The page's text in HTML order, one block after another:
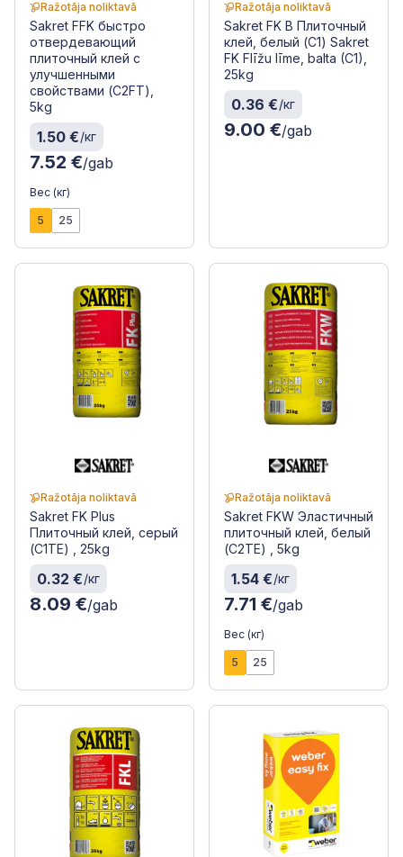
Ražotāja noliktavā
Sakret FFK быстро
отвердевающий
плиточный клей с
улучшенными
свойствами (C2FT),
5kg
1.50 €/кг
7.52 €/gab
Вес (кг)
5 25
Ražotāja noliktavā
Sakret FK B Плиточный
клей, белый (C1) Sakret
FK Flīžu līme, balta (C1),
25kg
0.36 €/кг
9.00 €/gab
Ražotāja noliktavā
Sakret FK Plus
Плиточный клей, серый
(C1TE) , 25kg
0.32 €/кг
8.09 €/gab
Ražotāja noliktavā
Sakret FKW Эластичный
плиточный клей, белый
(C2TE) , 5kg
1.54 €/кг
7.71 €/gab
Вес (кг)
5 25